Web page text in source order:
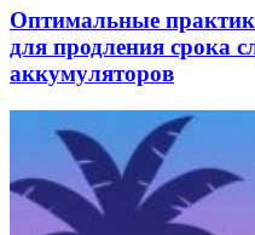
Оптимальные
для продления срока
аккумуляторов